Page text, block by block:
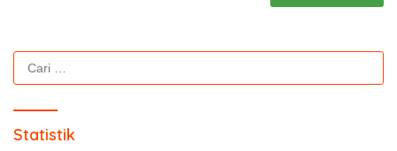
Cari
untuk:
Statistik